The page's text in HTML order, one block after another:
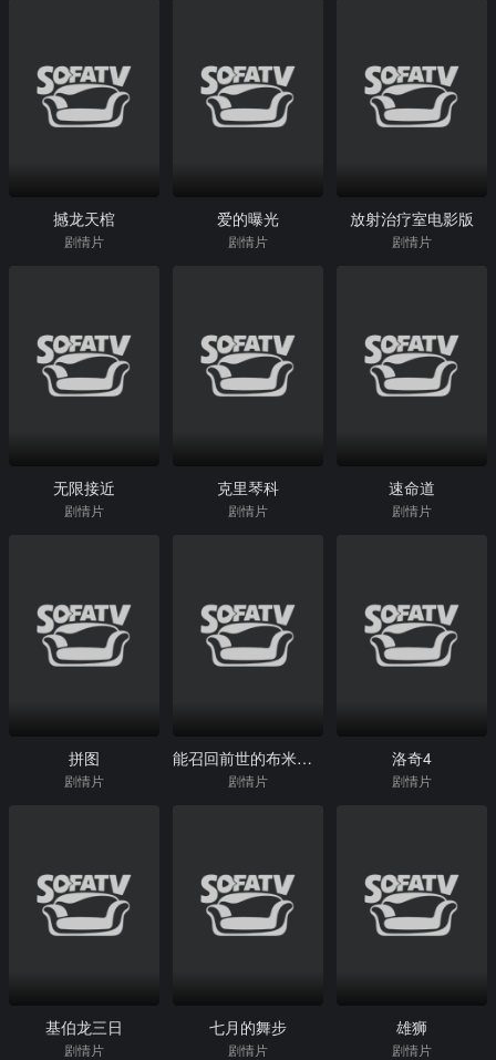
撼龙天棺
剧情片
爱的曝光
剧情片
放射治疗室电影版
剧情片
无限接近
剧情片
克里琴科
剧情片
速命道
剧情片
拼图
剧情片
能召回前世的布米叔叔
剧情片
洛奇4
剧情片
基伯龙三日
剧情片
七月的舞步
剧情片
雄狮
剧情片